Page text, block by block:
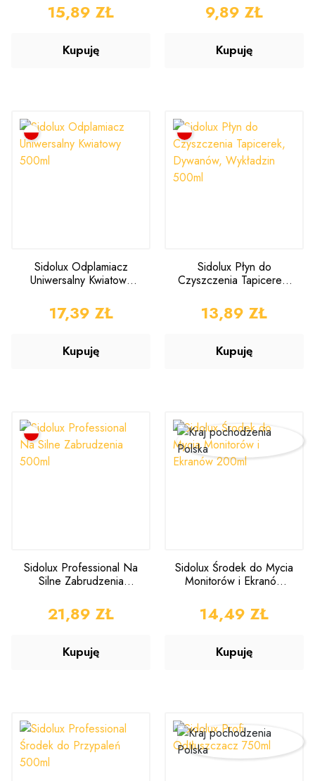
CENA
15,89 ZŁ
Kupuję
CENA
9,89 ZŁ
Kupuję
Sidolux Odplamiacz
Uniwersalny Kwiatowy
CENA
17,39 ZŁ
Kupuję
Sidolux Płyn do
Czyszczenia Tapicerek,
500ml
CENA
13,89 ZŁ
Kupuję
Sidolux Professional Na
Silne Zabrudzenia
CENA
21,89 ZŁ
Kupuję
Sidolux Środek do Mycia
Monitorów i Ekranów
CENA
14,49 ZŁ
Kupuję